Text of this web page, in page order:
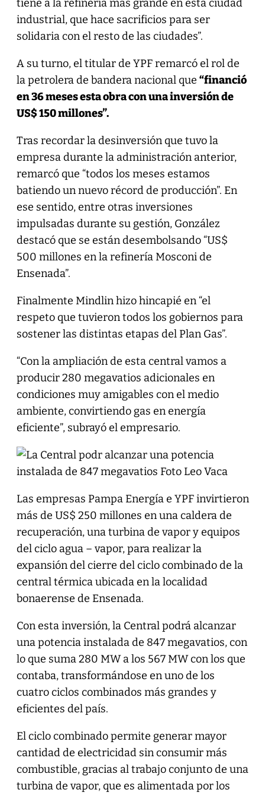
tiene a la refinería más grande en esta ciudad
industrial, que hace sacrificios para ser
solidaria con el resto de las ciudades”.
A su turno, el titular de YPF remarcó el rol de
la petrolera de bandera nacional que “financió
en 36 meses esta obra con una inversión de
US$ 150 millones”.
Tras recordar la desinversión que tuvo la
empresa durante la administración anterior,
remarcó que “todos los meses estamos
batiendo un nuevo récord de producción”. En
ese sentido, entre otras inversiones
impulsadas durante su gestión, González
destacó que se están desembolsando “US$
500 millones en la refinería Mosconi de
Ensenada”.
Finalmente Mindlin hizo hincapié en “el
respeto que tuvieron todos los gobiernos para
sostener las distintas etapas del Plan Gas”.
“Con la ampliación de esta central vamos a
producir 280 megavatios adicionales en
condiciones muy amigables con el medio
ambiente, convirtiendo gas en energía
eficiente”, subrayó el empresario.
Las empresas Pampa Energía e YPF invirtieron
más de US$ 250 millones en una caldera de
recuperación, una turbina de vapor y equipos
del ciclo agua – vapor, para realizar la
expansión del cierre del ciclo combinado de la
central térmica ubicada en la localidad
bonaerense de Ensenada.
Con esta inversión, la Central podrá alcanzar
una potencia instalada de 847 megavatios, con
lo que suma 280 MW a los 567 MW con los que
contaba, transformándose en uno de los
cuatro ciclos combinados más grandes y
eficientes del país.
El ciclo combinado permite generar mayor
cantidad de electricidad sin consumir más
combustible, gracias al trabajo conjunto de una
turbina de vapor, que es alimentada por los